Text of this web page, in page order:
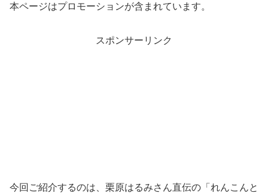
本ページはプロモーションが含まれています。
スポンサーリンク
今回ご紹介するのは、栗原はるみさん直伝の「れんこんと